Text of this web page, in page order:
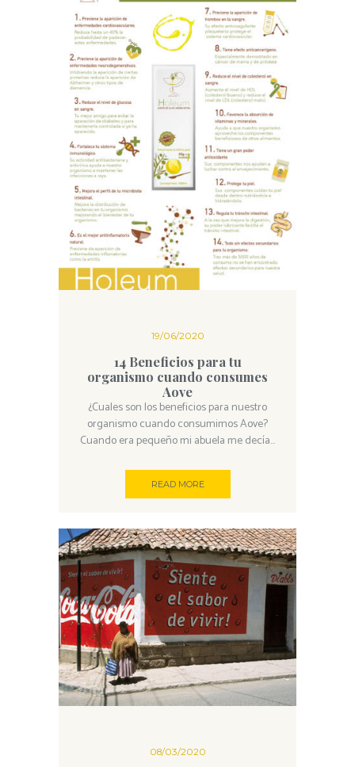
19/06/2020
14 Beneficios para tu
organismo cuando consumes
Aove
¿Cuales son los beneficios para nuestro
organismo cuando consumimos Aove?
Cuando era pequeño mi abuela me decía...
READ MORE
08/03/2020